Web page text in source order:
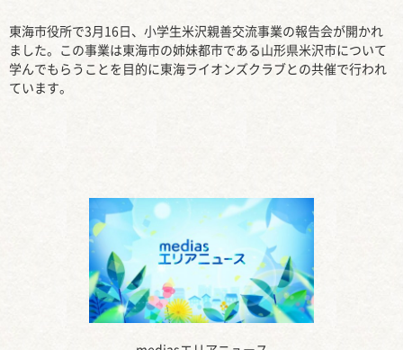
東海市役所で3月16日、小学生米沢親善交流事業の報告会が開かれ
ました。この事業は東海市の姉妹都市である山形県米沢市について
学んでもらうことを目的に東海ライオンズクラブとの共催で行われ
ています。